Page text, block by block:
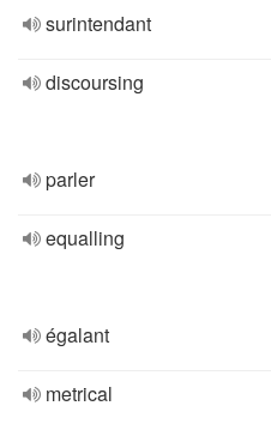
surintendant
discoursing
parler
equalling
égalant
metrical